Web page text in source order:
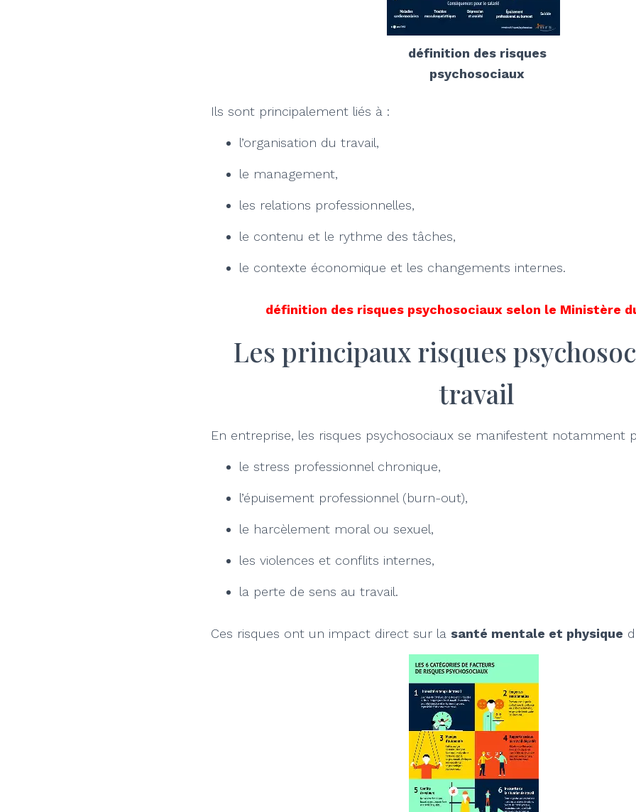
définition des risques
psychosociaux
Ils sont principalement liés à :
l’organisation du travail,
le management,
les relations professionnelles,
le contenu et le rythme des tâches,
le contexte économique et les changements internes.
définition des risques psychosociaux selon le Ministère
Les principaux risques
travail
En entreprise, les risques psychosociaux se manifestent notamment
le stress professionnel chronique,
l’épuisement professionnel (burn-out),
le harcèlement moral ou sexuel,
les violences et conflits internes,
la perte de sens au travail.
Ces risques ont un impact direct sur la santé mentale et physique